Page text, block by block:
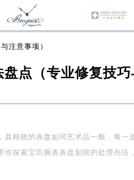
注意事项）
点（专业修复技
其精致的表盘如同艺术品一般，每一
你探索宝玑腕表表盘划痕的处理办法